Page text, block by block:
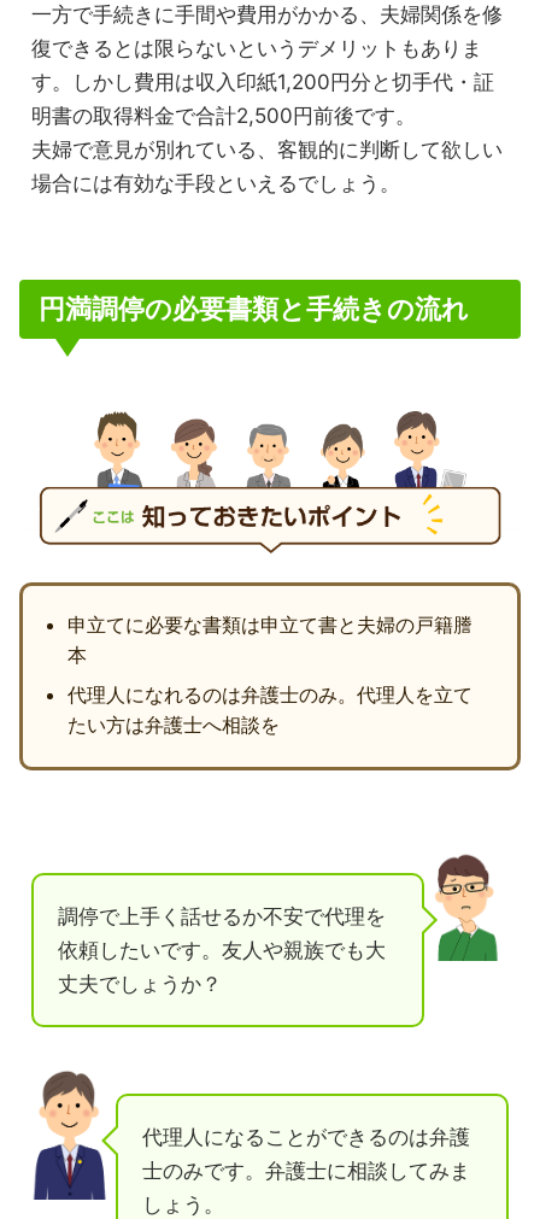
一方で手続きに手間や費用がかかる、夫婦関係を修
復できるとは限らないというデメリットもありま
す。しかし費用は収入印紙1,200円分と切手代・証
明書の取得料金で合計2,500円前後です。
夫婦で意見が別れている、客観的に判断して欲しい
場合には有効な手段といえるでしょう。
円満調停の必要書類と手続きの流れ
申立てに必要な書類は申立て書と夫婦の戸籍謄
本
代理人になれるのは弁護士のみ。代理人を立て
たい方は弁護士へ相談を
調停で上手く話せるか不安で代理を
依頼したいです。友人や親族でも大
丈夫でしょうか？
代理人になることができるのは弁護
士のみです。弁護士に相談してみま
しょう。